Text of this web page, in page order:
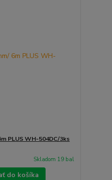
PLUS WH-504DC/3ks
Skladom 19 bal
do košíka